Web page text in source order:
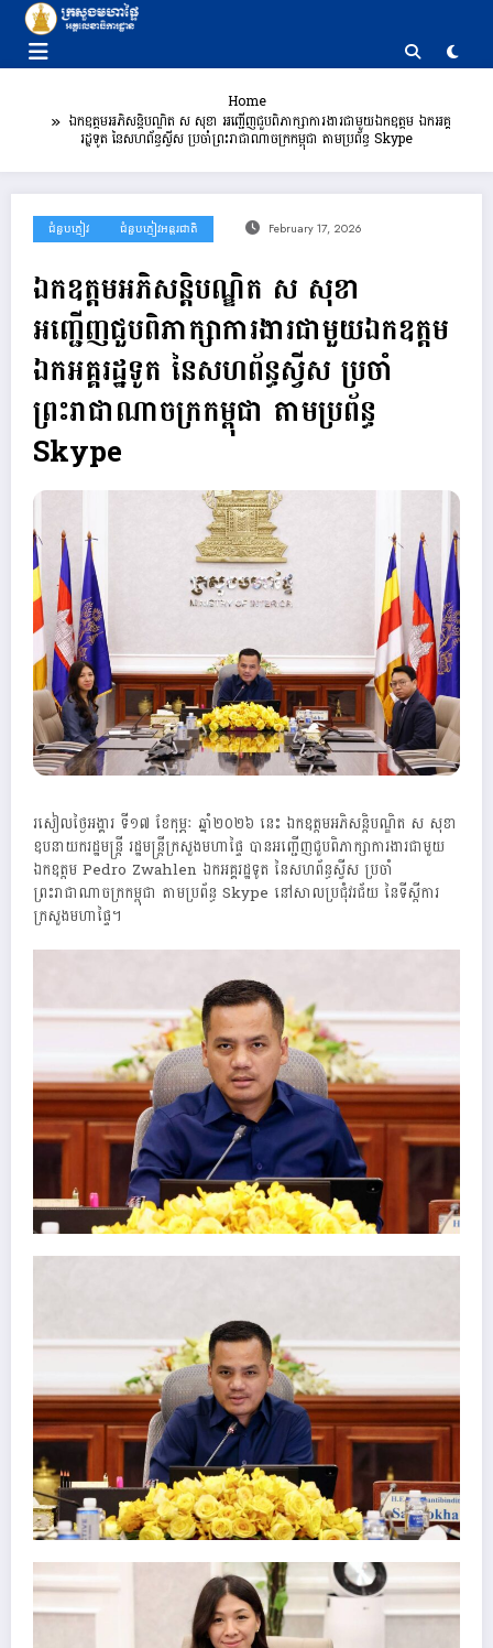
content
Home
ឯកឧត្តមអភិសន្តិបណ្ឌិត ស សុខា អញ្ជើញជួបពិភាក្សាការងារជាមួយឯកឧត្តម ឯកអគ្គ
រដ្ឋទូត នៃសហព័ន្ធស្វីស ប្រចាំព្រះរាជាណាចក្រកម្ពុជា តាមប្រព័ន្ធ Skype
ជំនួបភ្ញៀវ ជំនួបភ្ញៀវអន្តរជាតិ February 17, 2026
ឯកឧត្តមអភិសន្តិបណ្ឌិត ស សុខា
អញ្ជើញជួបពិភាក្សាការងារជាមួយឯកឧត្តម
ឯកអគ្គរដ្ឋទូត នៃសហព័ន្ធស្វីស ប្រចាំ
ព្រះរាជាណាចក្រកម្ពុជា តាមប្រព័ន្ធ
Skype
រសៀលថ្ងៃអង្គារ ទី១៧ ខែកុម្ភៈ ឆ្នាំ២០២៦ នេះ ឯកឧត្តមអភិសន្តិបណ្ឌិត ស សុខា
ឧបនាយករដ្ឋមន្ត្រី រដ្ឋមន្ត្រីក្រសួងមហាផ្ទៃ បានអញ្ជើញជួបពិភាក្សាការងារជាមួយ
ឯកឧត្តម Pedro Zwahlen ឯកអគ្គរដ្ឋទូត នៃសហព័ន្ធស្វីស ប្រចាំ
ព្រះរាជាណាចក្រកម្ពុជា តាមប្រព័ន្ធ Skype នៅសាលប្រជុំវរជ័យ នៃទីស្តីការ
ក្រសួងមហាផ្ទៃ។